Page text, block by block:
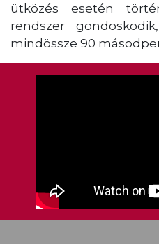
ütközés esetén
rendszer
mindössze 90